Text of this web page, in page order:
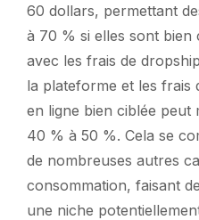
60 dollars, permettant
à 70 % si elles sont bien
avec les frais de
la plateforme et les frais
en ligne bien ciblée peut
40 % à 50 %. Cela se
de nombreuses autres
consommation, faisant
une niche